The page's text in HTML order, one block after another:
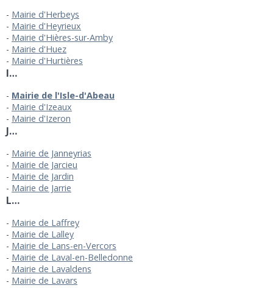
Mairie d'Herbeys
Mairie d'Heyrieux
Mairie d'Hières-sur-Amby
Mairie d'Huez
Mairie d'Hurtières
I…
Mairie de l'Isle-d'Abeau
Mairie d'Izeaux
Mairie d'Izeron
J…
Mairie de Janneyrias
Mairie de Jarcieu
Mairie de Jardin
Mairie de Jarrie
L…
Mairie de Laffrey
Mairie de Lalley
Mairie de Lans-en-Vercors
Mairie de Laval-en-Belledonne
Mairie de Lavaldens
Mairie de Lavars